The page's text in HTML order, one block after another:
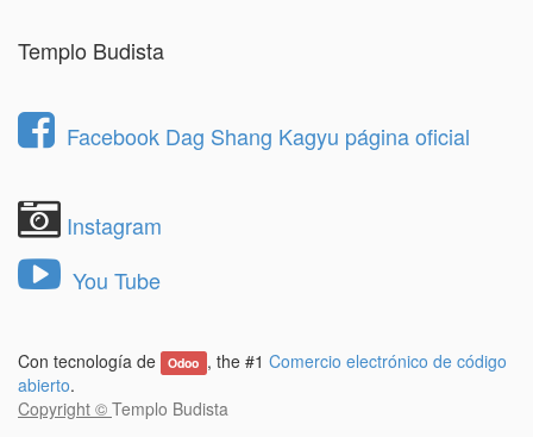
Templo Budista
Facebook Dag Shang Kagyu página oficial
Instagram
You Tube
Con tecnología de Odoo , the #1 Comercio electrónico de código
abierto.
Copyright © Templo Budista